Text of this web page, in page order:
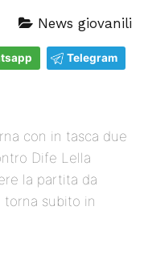
News giovanili
Telegram
con in tasca due
Dife Lella
la partita da
torna subito in